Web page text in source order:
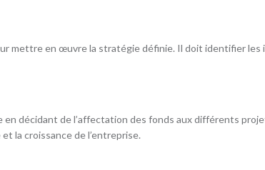
mettre en œuvre la stratégie définie. Il doit identifier
décidant de l’affectation des fonds aux différents
la croissance de l’entreprise.